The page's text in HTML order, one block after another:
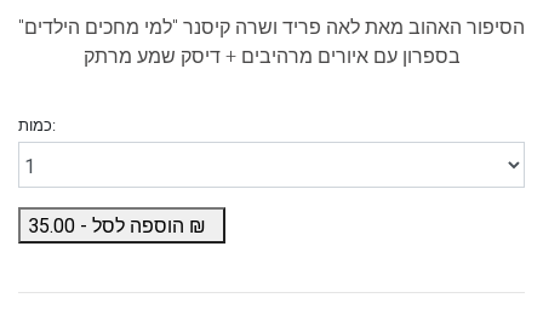
הסיפור האהוב מאת לאה פריד ושרה קיסנר "למי מחכים הילדים"
בספרון עם איורים מרהיבים + דיסק שמע מרתק
כמות:
הוספה לסל - 35.00